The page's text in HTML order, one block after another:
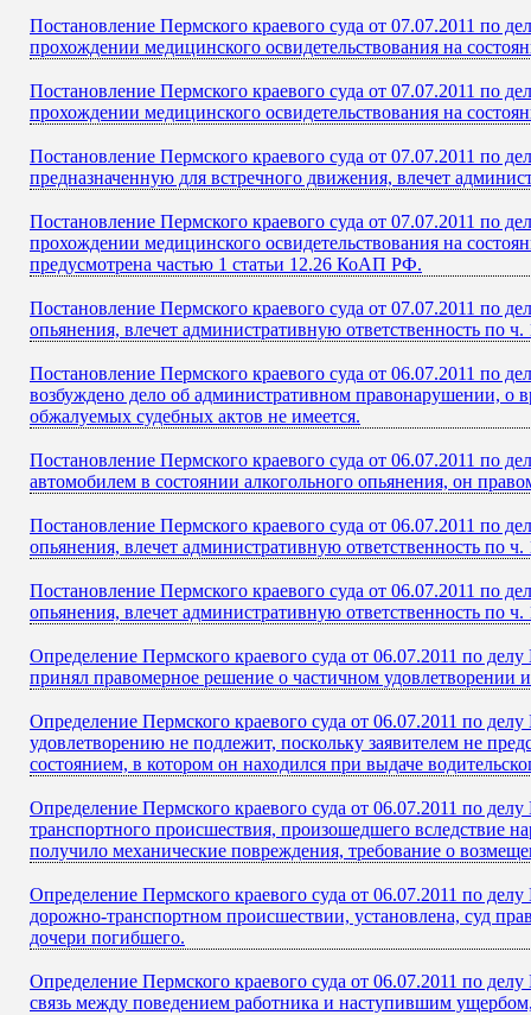
Постановление Пермского краевого суда от 07.07.2011 по
прохождении медицинского освидетельствования на
Постановление Пермского краевого суда от 07.07.2011 по
прохождении медицинского освидетельствования на
Постановление Пермского краевого суда от 07.07.2011 по
предназначенную для встречного движения, влечет
Постановление Пермского краевого суда от 07.07.2011 по
прохождении медицинского освидетельствования на
предусмотрена частью 1 статьи 12.26 КоАП РФ.
Постановление Пермского краевого суда от 07.07.2011 по
опьянения, влечет административную ответственность по
Постановление Пермского краевого суда от 06.07.2011 по
возбуждено дело об административном правонарушении, о
обжалуемых судебных актов не имеется.
Постановление Пермского краевого суда от 06.07.2011 по
автомобилем в состоянии алкогольного опьянения, он
Постановление Пермского краевого суда от 06.07.2011 по
опьянения, влечет административную ответственность по
Постановление Пермского краевого суда от 06.07.2011 по
опьянения, влечет административную ответственность по
Определение Пермского краевого суда от 06.07.2011 по
принял правомерное решение о частичном удовлетворении
Определение Пермского краевого суда от 06.07.2011 по
удовлетворению не подлежит, поскольку заявителем не
состоянием, в котором он находился при выдаче
Определение Пермского краевого суда от 06.07.2011 по
транспортного происшествия, произошедшего вследствие
получило механические повреждения, требование о
Определение Пермского краевого суда от 06.07.2011 по
дорожно-транспортном происшествии, установлена, суд
дочери погибшего.
Определение Пермского краевого суда от 06.07.2011 по
связь между поведением работника и наступившим